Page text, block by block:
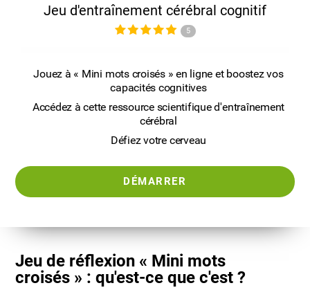
Jeu d'entraînement cérébral cognitif
5
Jouez à « Mini mots croisés » en ligne et boostez vos
capacités cognitives
Accédez à cette ressource scientifique d'entraînement
cérébral
Défiez votre cerveau
DÉMARRER
Jeu de réflexion « Mini mots
croisés » : qu'est-ce que c'est ?